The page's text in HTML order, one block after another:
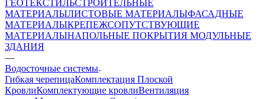
ГЕОТЕКСТИЛЬСТРОИТЕЛЬНЫЕ
МАТЕРИАЛЫЛИСТОВЫЕ МАТЕРИАЛЫФАСАДНЫЕ
МАТЕРИАЛЫКРЕПЕЖСОПУТСТВУЮЩИЕ
МАТЕРИАЛЫНАПОЛЬНЫЕ ПОКРЫТИЯ МОДУЛЬНЫЕ
ЗДАНИЯ
—
Водосточные системы
Гибкая черепицаКомплектация Плоской
КровлиКомплектующие кровлиВентиляция